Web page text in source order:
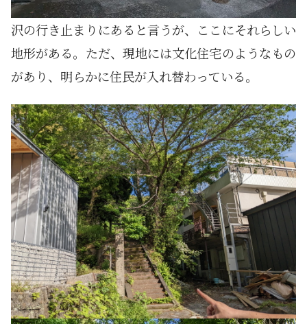
沢の行き止まりにあると言うが、ここにそれらしい
地形がある。ただ、現地には文化住宅のようなもの
があり、明らかに住民が入れ替わっている。